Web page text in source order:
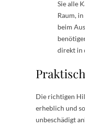
Sie alle
Raum,
beim
direkt in
Die richtigen
erheblich und
unbeschädigt